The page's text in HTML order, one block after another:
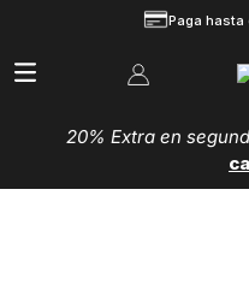
Paga hasta
20% Extra en